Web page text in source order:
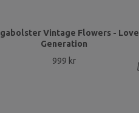
Vintage Flowers - Love
Generation
999 kr